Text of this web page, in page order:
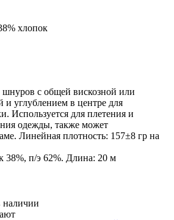
хлопок
шнуров с общей вискозной или
и углублением в центре для
Используется для плетения и
одежды, также может
Линейная плотность: 157±8 гр на
38%, п/э 62%. Длина: 20 м
наличии